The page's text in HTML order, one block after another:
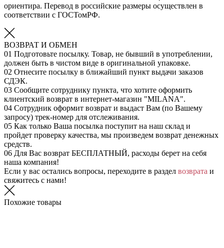
ориентира. Перевод в российские размеры осуществлен в
соответствии с ГОСТомРФ.
ВОЗВРАТ И ОБМЕН
01 Подготовьте посылку. Товар, не бывший в употреблении,
должен быть в чистом виде в оригинальной упаковке.
02 Отнесите посылку в ближайший пункт выдачи заказов
СДЭК.
03 Сообщите сотруднику пункта, что хотите оформить
клиентский возврат в интернет-магазин "MILANA".
04 Сотрудник оформит возврат и выдаст Вам (по Вашему
запросу) трек-номер для отслеживания.
05 Как только Ваша посылка поступит на наш склад и
пройдет проверку качества, мы произведем возврат денежных
средств.
06 Для Вас возврат БЕСПЛАТНЫЙ, расходы берет на себя
наша компания!
Если у вас остались вопросы, переходите в раздел возврата и
свяжитесь с нами!
Похожие товары